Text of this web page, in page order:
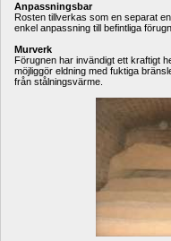
Anpassningsbar
Rosten tillverkas som en separat
enkel anpassning till befintliga
Murverk
Förugnen har invändigt ett kraftigt
möjliggör eldning med fuktiga
från stålningsvärme.